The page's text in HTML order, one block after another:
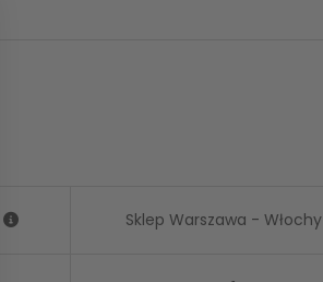
Sklep Warszawa - Włochy